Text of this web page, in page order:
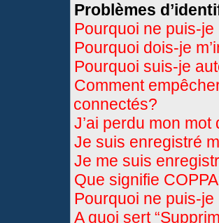
Problèmes
Pourquoi ne puis-
Pourquoi dois-je
Pourquoi suis-je
Comment
connectés?
J’ai perdu mon mot
Je suis enregistré
Je me suis
Que signifie
Pourquoi ne puis-je
A quoi sert